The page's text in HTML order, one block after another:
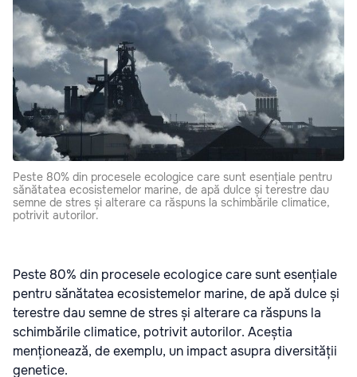
Peste 80% din procesele ecologice care sunt esențiale pentru
sănătatea ecosistemelor marine, de apă dulce și terestre dau
semne de stres și alterare ca răspuns la schimbările climatice,
potrivit autorilor.
Peste 80% din procesele ecologice care sunt esențiale
pentru sănătatea ecosistemelor marine, de apă dulce și
terestre dau semne de stres și alterare ca răspuns la
schimbările climatice, potrivit autorilor. Aceștia
menționează, de exemplu, un impact asupra diversității
genetice.